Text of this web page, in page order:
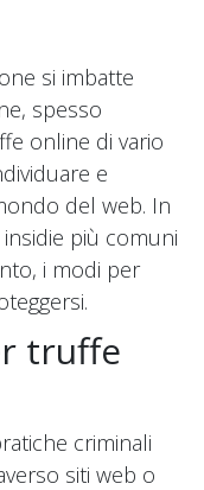
si imbatte
spesso
online di vario
e
del web. In
più comuni
i modi per
truffe
criminali
siti web o